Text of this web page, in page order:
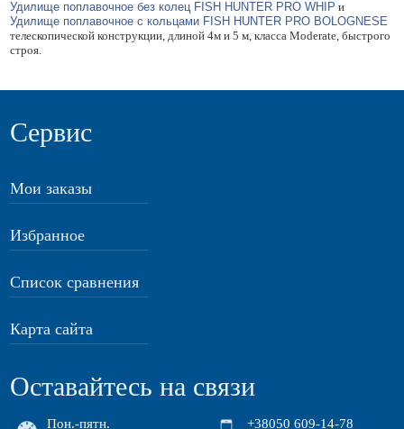
Удилище поплавочное без колец FISH НUNTER PRO WHIP и
Удилище поплавочное с кольцами FISH НUNTER PRO BOLOGNESE
телескопической конструкции, длиной 4м и 5 м, класса Moderate, быстрого
строя.
Сервис
Мои заказы
Избранное
Список сравнения
Карта сайта
Оставайтесь на связи
Пон.-пятн. +38050 609-14-78